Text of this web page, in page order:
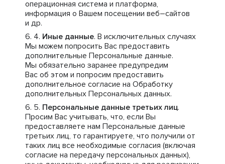
операционная система и платформа,
информация о Вашем посещении веб–сайтов
и др.
Иные данные. В исключительных случаях
Мы можем попросить Вас предоставить
дополнительные Персональные данные.
Мы обязательно заранее предупредим
Вас об этом и попросим предоставить
дополнительное согласие на Обработку
дополнительных Персональных данных.
Персональные данные третьих лиц.
Просим Вас учитывать, что, если Вы
предоставляете нам Персональные данные
третьих лиц, то гарантируете, что получили от
таких лиц все необходимые согласия (включая
согласие на передачу персональных данных),